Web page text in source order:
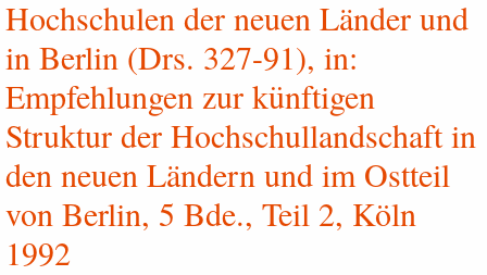
Hochschulen der neuen Länder und
in Berlin (Drs. 327-91), in:
Empfehlungen zur künftigen
Struktur der Hochschullandschaft in
den neuen Ländern und im Ostteil
von Berlin, 5 Bde., Teil 2, Köln
1992